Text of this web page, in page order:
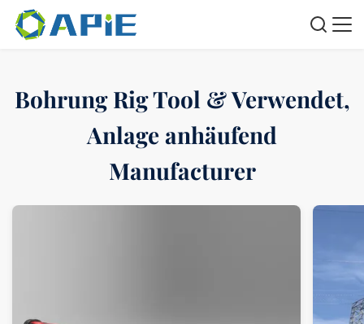
Bohrung Rig Tool & Verwendet,
Anlage anhäufend
Manufacturer